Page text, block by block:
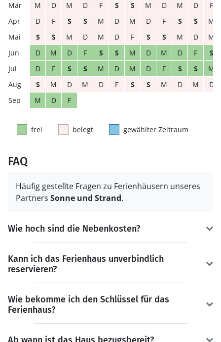
M
D M D F S S M D M D
F
D
F S S M D M D F S S
M
S
S M D M D F S S M D
M
D
M D F S S M D M D F
S
D
F S S M D M D F S S
M
S
M D M D F S S M D M
D
M
D F
frei belegt gewählter Zeitraum
FAQ
Häufig gestellte Fragen zu Ferienhäusern unseres
Partners Sonne und Strand.
Wie hoch sind die Nebenkosten?
Kann ich das Ferienhaus unverbindlich
reservieren?
Wie bekomme ich den Schlüssel für das
Ferienhaus?